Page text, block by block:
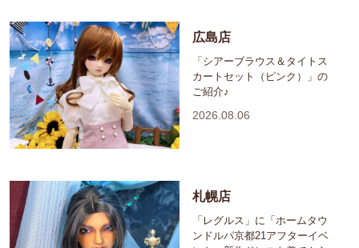
広島店
「シアーブラウス＆タイトス
カートセット（ピンク）」の
ご紹介♪
2026.08.06
札幌店
「レグルス」に「ホームタウ
ンドルパ京都21アフターイベ